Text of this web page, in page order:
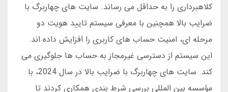
کلاهبرداری را به حداقل می رساند. سایت های چهاربرگ با
ضرایب بالا همچنین با معرفی سیستم تایید هویت دو
مرحله ای، امنیت حساب های کاربری را افزایش داده اند.
این سیستم از دسترسی غیرمجاز به حساب ها جلوگیری می
کند. سایت های چهاربرگ با ضرایب بالا در سال 2024، با
مؤسسه بین المللی بررسی شرط بندی همکاری کردند تا